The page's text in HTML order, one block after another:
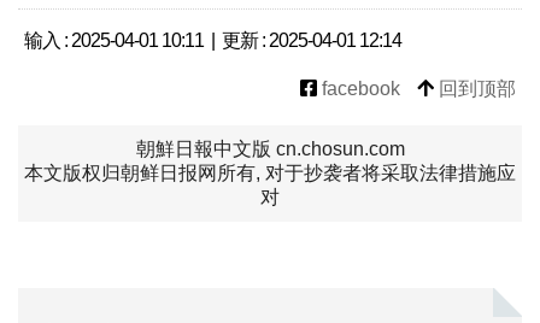
输入 : 2025-04-01 10:11 | 更新 : 2025-04-01 12:14
facebook 回到顶部
朝鮮日報中文版 cn.chosun.com
本文版权归朝鲜日报网所有, 对于抄袭者将采取法律措施应
对